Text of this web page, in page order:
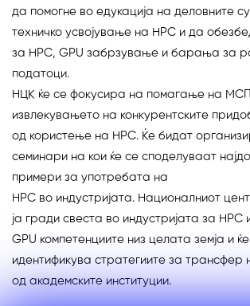
да помогне во едукација на деловните
техничко усвојување на HPC и да
за HPC, GPU забрзување и барања за
податоци.
НЦК ќе се фокусира на помагање на
извлекувањето на конкурентските
од користење на HPC. Ќе бидат
семинари на кои ќе се споделуваат
примери за употребата на
HPC во индустријата. Националниот
ја гради свеста во индустријата за HPC
GPU компетенциите низ целата земја и ќе
идентификува стратегиите за трансфер
од академските институции.